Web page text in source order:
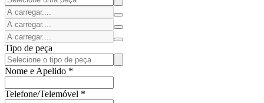
Tipo de peça
Nome e Apelido *
Telefone/Telemóvel *